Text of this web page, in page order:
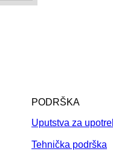
PODRŠKA
Uputstva za
Tehnička podrška